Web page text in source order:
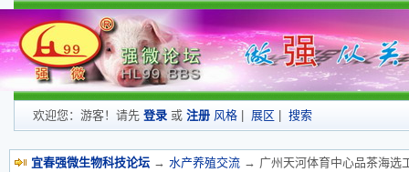
欢迎您：游客！请先 登录 或 注册 风格 展区 搜索
宜春强微生物科技论坛 → 水产养殖交流 → 广州天河体育中心品茶海选